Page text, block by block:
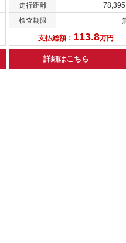
走行距離
検査期限
支払総額： 113.8万円
詳細はこちら